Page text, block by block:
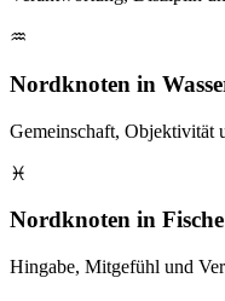
♒
Nordknoten in
Gemeinschaft, Objektivität
♓
Nordknoten in Fische
Hingabe, Mitgefühl und